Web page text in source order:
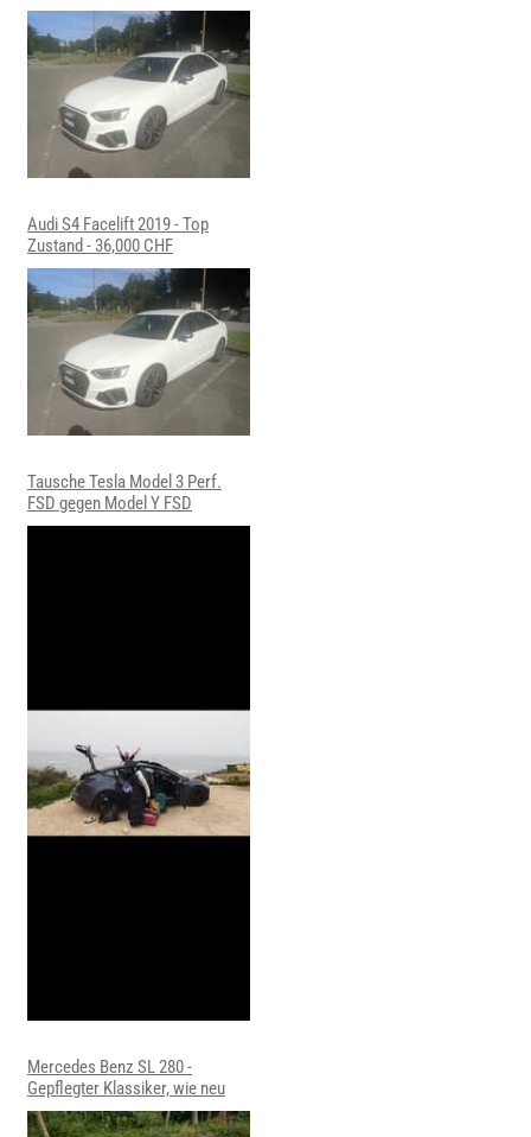
Audi S4 Facelift 2019 - Top
Zustand - 36,000 CHF
Tausche Tesla Model 3 Perf.
FSD gegen Model Y FSD
Mercedes Benz SL 280 -
Gepflegter Klassiker, wie neu